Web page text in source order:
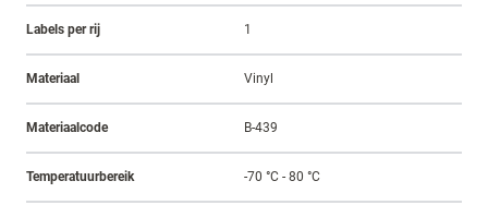
Labels per rij 1
Materiaal Vinyl
Materiaalcode B-439
Temperatuurbereik -70 °C - 80 °C